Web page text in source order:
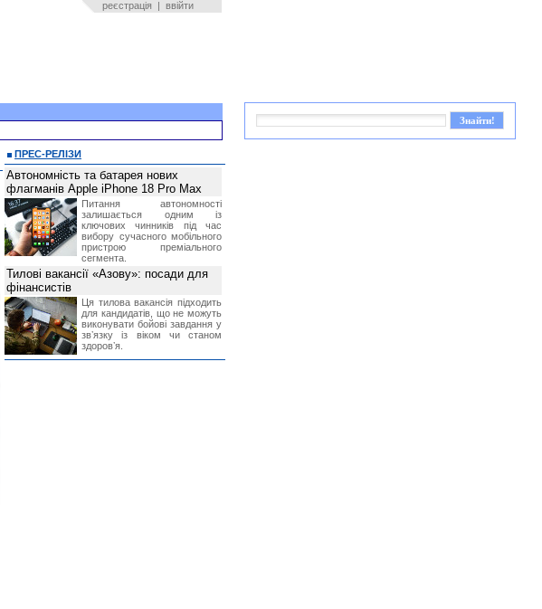
реєстрація | ввійти
ПРЕС-РЕЛІЗИ
Автономність та батарея нових
флагманів Apple iPhone 18 Pro Max
Питання автономності
залишається одним із
ключових чинників під час
вибору сучасного мобільного
пристрою преміального
сегмента.
Тилові вакансії «Азову»: посади для
фінансистів
Ця тилова вакансія підходить
для кандидатів, що не можуть
виконувати бойові завдання у
звʼязку із віком чи станом
здоровʼя.